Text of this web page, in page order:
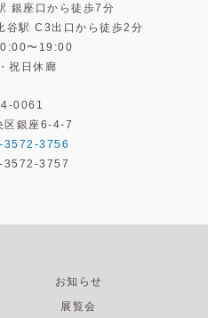
銀座口から徒歩7分
谷駅 C3出口から徒歩2分
〜19:00
祝日休廊
0061
区銀座6-4-7
3572-3756
3572-3757
お知らせ
展覧会